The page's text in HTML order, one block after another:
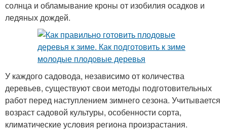
солнца и обламывание кроны от изобилия осадков и
ледяных дождей.
У каждого садовода, независимо от количества
деревьев, существуют свои методы подготовительных
работ перед наступлением зимнего сезона. Учитывается
возраст садовой культуры, особенности сорта,
климатические условия региона произрастания.